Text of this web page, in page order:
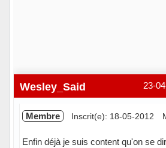
23-
Wesley_Said
Membre Inscrit(e): 18-05-2012
Enfin déjà je suis content qu'on se